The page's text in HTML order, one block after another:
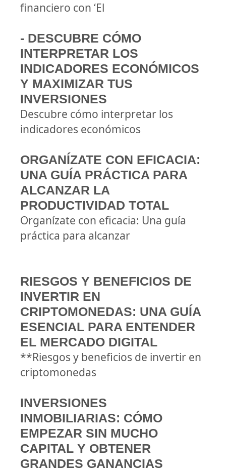
financiero con ‘El
- DESCUBRE CÓMO
INTERPRETAR LOS
INDICADORES ECONÓMICOS
Y MAXIMIZAR TUS
INVERSIONES
Descubre cómo interpretar los
indicadores económicos
ORGANÍZATE CON EFICACIA:
UNA GUÍA PRÁCTICA PARA
ALCANZAR LA
PRODUCTIVIDAD TOTAL
Organízate con eficacia: Una guía
práctica para alcanzar
RIESGOS Y BENEFICIOS DE
INVERTIR EN
CRIPTOMONEDAS: UNA GUÍA
ESENCIAL PARA ENTENDER
EL MERCADO DIGITAL
**Riesgos y beneficios de invertir en
criptomonedas
INVERSIONES
INMOBILIARIAS: CÓMO
EMPEZAR SIN MUCHO
CAPITAL Y OBTENER
GRANDES GANANCIAS